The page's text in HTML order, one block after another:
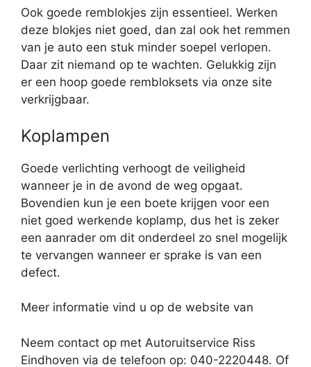
Ook goede remblokjes zijn essentieel. Werken
deze blokjes niet goed, dan zal ook het remmen
van je auto een stuk minder soepel verlopen.
Daar zit niemand op te wachten. Gelukkig zijn
er een hoop goede rembloksets via onze site
verkrijgbaar.
Koplampen
Goede verlichting verhoogt de veiligheid
wanneer je in de avond de weg opgaat.
Bovendien kun je een boete krijgen voor een
niet goed werkende koplamp, dus het is zeker
een aanrader om dit onderdeel zo snel mogelijk
te vervangen wanneer er sprake is van een
defect.
Meer informatie vind u op de website van
Neem contact op met Autoruitservice Riss
Eindhoven via de telefoon op: 040-2220448. Of